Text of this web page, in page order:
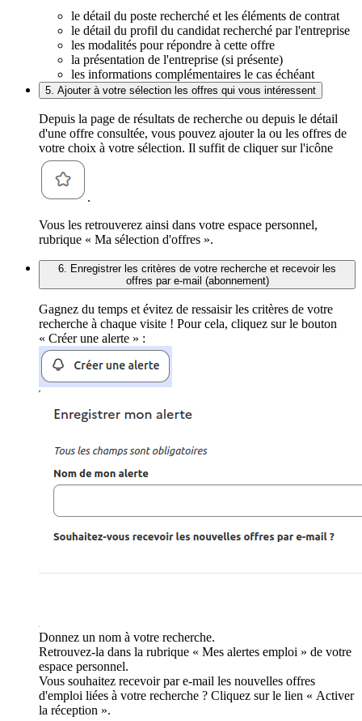
le détail du poste recherché et les éléments de contrat
le détail du profil du candidat recherché par l'entreprise
les modalités pour répondre à cette offre
la présentation de l'entreprise (si présente)
les informations complémentaires le cas échéant
5. Ajouter à votre sélection les offres qui vous intéressent
Depuis la page de résultats de recherche ou depuis le détail
d'une offre consultée, vous pouvez ajouter la ou les offres de
votre choix à votre sélection. Il suffit de cliquer sur l'icône
.
Vous les retrouverez ainsi dans votre espace personnel,
rubrique « Ma sélection d'offres ».
6. Enregistrer les critères de votre recherche et recevoir les
offres par e-mail (abonnement)
Gagnez du temps et évitez de ressaisir les critères de votre
recherche à chaque visite ! Pour cela, cliquez sur le bouton
« Créer une alerte » :
Donnez un nom à votre recherche.
Retrouvez-la dans la rubrique « Mes alertes emploi » de votre
espace personnel.
Vous souhaitez recevoir par e-mail les nouvelles offres
d'emploi liées à votre recherche ? Cliquez sur le lien « Activer
la réception ».